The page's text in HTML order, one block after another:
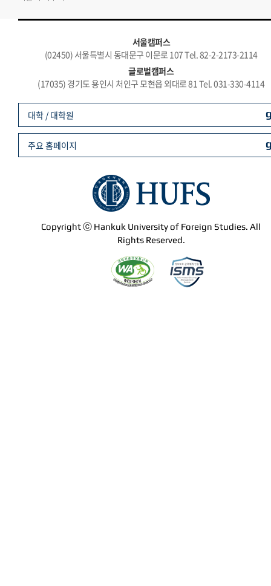
서울캠퍼스
(02450) 서울특별시 동대문구 이문로 107 Tel. 82-2-2173-2114
글로벌캠퍼스
(17035) 경기도 용인시 처인구 모현읍 외대로 81 Tel. 031-330-4114
Copyright ⓒ Hankuk University of Foreign Studies. All
Rights Reserved.
대학 / 대학원
주요 홈페이지